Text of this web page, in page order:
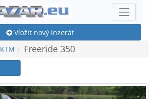
Vložit nový inzerát
KTM Freeride 350